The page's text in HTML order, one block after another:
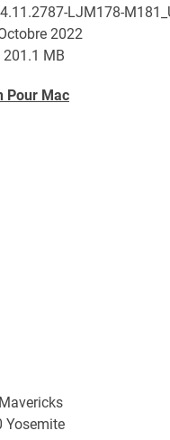
LJM178-
2022
MB
Pour Mac
Yosemite